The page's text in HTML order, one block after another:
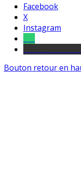
Facebook
X
Instagram
Bouton retour en